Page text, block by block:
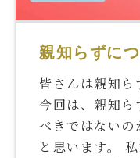
親知らずに
皆さんは親知ら
今回は、親知ら
べきではないの
と思います。